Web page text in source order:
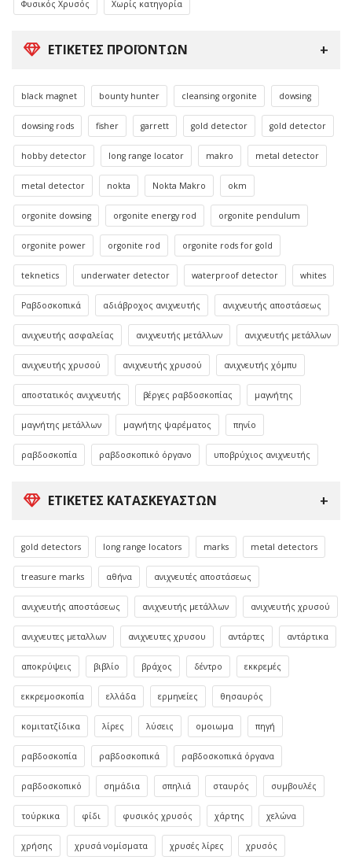
Φυσικός Χρυσός Χωρίς κατηγορία
ΕΤΙΚΈΤΕΣ ΠΡΟΪΌΝΤΩΝ
black magnet bounty hunter cleansing orgonite dowsing
dowsing rods fisher garrett gold detector gold detector
hobby detector long range locator makro metal detector
metal detector nokta Nokta Makro okm
orgonite dowsing orgonite energy rod orgonite pendulum
orgonite power orgonite rod orgonite rods for gold
teknetics underwater detector waterproof detector whites
Ραβδοσκοπικά αδιάβροχος ανιχνευτής ανιχνευτής αποστάσεως
ανιχνευτής ασφαλείας ανιχνευτής μετάλλων ανιχνευτής μετάλλων
ανιχνευτής χρυσού ανιχνευτής χρυσού ανιχνευτής χόμπυ
αποστατικός ανιχνευτής βέργες ραβδοσκοπίας μαγνήτης
μαγνήτης μετάλλων μαγνήτης ψαρέματος πηνίο
ραβδοσκοπία ραβδοσκοπικό όργανο υποβρύχιος ανιχνευτής
ΕΤΙΚΈΤΕΣ ΚΑΤΑΣΚΕΥΑΣΤΏΝ
gold detectors long range locators marks metal detectors
treasure marks αθήνα ανιχνευτές αποστάσεως
ανιχνευτής αποστάσεως ανιχνευτής μετάλλων ανιχνευτής χρυσού
ανιχνευτες μεταλλων ανιχνευτες χρυσου αντάρτες αντάρτικα
αποκρύψεις βιβλίο βράχος δέντρο εκκρεμές
εκκρεμοσκοπία ελλάδα ερμηνείες θησαυρός
κομιτατζίδικα λίρες λύσεις ομοιωμα πηγή
ραβδοσκοπία ραβδοσκοπικά ραβδοσκοπικά όργανα
ραβδοσκοπικό σημάδια σπηλιά σταυρός συμβουλές
τούρκικα φίδι φυσικός χρυσός χάρτης χελώνα
χρήσης χρυσά νομίσματα χρυσές λίρες χρυσός